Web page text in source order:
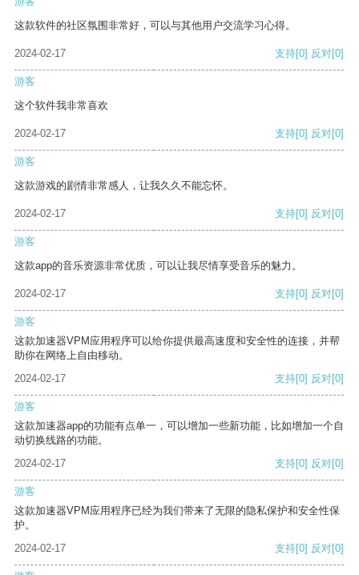
这款软件的社区氛围非常好，可以与其他用户交流学习心得。
2024-02-17 支持[0] 反对[0]
游客
这个软件我非常喜欢
2024-02-17 支持[0] 反对[0]
游客
这款游戏的剧情非常感人，让我久久不能忘怀。
2024-02-17 支持[0] 反对[0]
游客
这款app的音乐资源非常优质，可以让我尽情享受音乐的魅力。
2024-02-17 支持[0] 反对[0]
游客
这款加速器VPM应用程序可以给你提供最高速度和安全性的连接，并帮
助你在网络上自由移动。
2024-02-17
支持[0] 反对[0]
游客
这款加速器app的功能有点单一，可以增加一些新功能，比如增加一个自
动切换线路的功能。
2024-02-17
支持[0] 反对[0]
游客
这款加速器VPM应用程序已经为我们带来了无限的隐私保护和安全性保
护。
2024-02-17
支持[0] 反对[0]